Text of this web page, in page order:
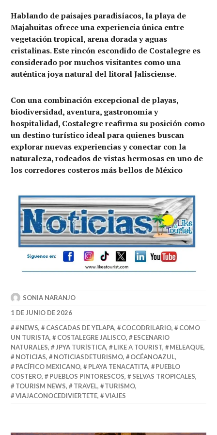
Hablando de paisajes paradisíacos, la playa de
Majahuitas ofrece una experiencia única entre
vegetación tropical, arena dorada y aguas
cristalinas. Este rincón escondido de Costalegre es
considerado por muchos visitantes como una
auténtica joya natural del litoral Jalisciense.
Con una combinación excepcional de playas,
biodiversidad, aventura, gastronomía y
hospitalidad, Costalegre reafirma su posición como
un destino turístico ideal para quienes buscan
explorar nuevas experiencias y conectar con la
naturaleza, rodeados de vistas hermosas en uno de
los corredores costeros más bellos de México
SONIA NARANJO
1 DE JUNIO DE 2026
#NEWS, CASCADAS DE YELAPA, COCODRILARIO,
COMO
UN TURISTA, COSTALEGRE JALISCO,
ESCENARIO
NATURALES, JPYA TURÍSTICA, LIKE A TOURIST, MELEAQUE,
NOTICIAS, NOTICIASDETURISMO, OCÉANOAZUL,
PACÍFICO MEXICANO, PLAYA TENACATITA,
PUEBLO
COSTERO, PUEBLOS PINTORESCOS, SELVAS TROPICALES,
TOURISM NEWS, TRAVEL, TURISMO,
VIAJACONOCEDIVIERTETE, VIAJES